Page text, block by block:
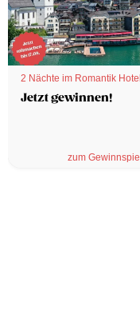
2 Nächte im Romantik Hotel
Jetzt gewinnen!
zum Gewinnspiel